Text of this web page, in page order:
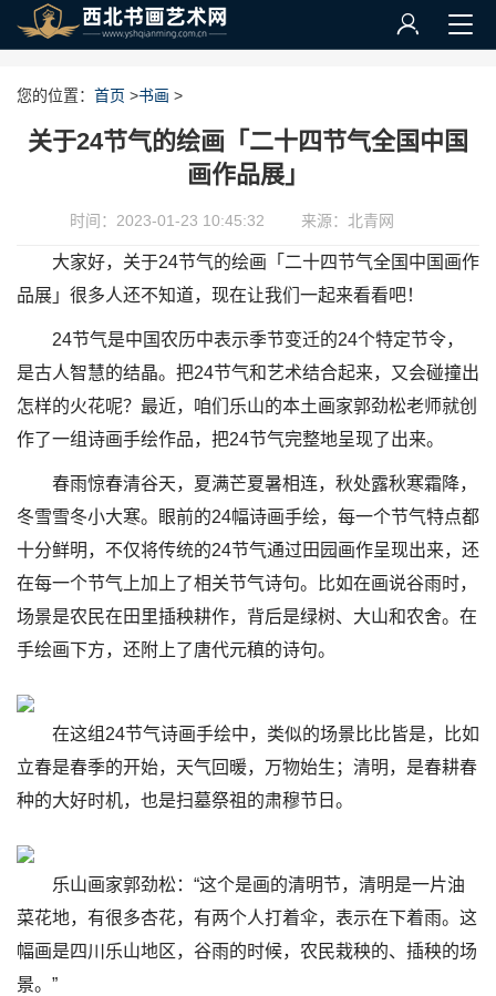
您的位置： 首页 >书画 >
关于24节气的绘画「二十四节气全国中国
画作品展」
时间：2023-01-23 10:45:32 来源：北青网
大家好，关于24节气的绘画「二十四节气全国中国画作
品展」很多人还不知道，现在让我们一起来看看吧！
24节气是中国农历中表示季节变迁的24个特定节令，
是古人智慧的结晶。把24节气和艺术结合起来，又会碰撞出
怎样的火花呢？最近，咱们乐山的本土画家郭劲松老师就创
作了一组诗画手绘作品，把24节气完整地呈现了出来。
春雨惊春清谷天，夏满芒夏暑相连，秋处露秋寒霜降，
冬雪雪冬小大寒。眼前的24幅诗画手绘，每一个节气特点都
十分鲜明，不仅将传统的24节气通过田园画作呈现出来，还
在每一个节气上加上了相关节气诗句。比如在画说谷雨时，
场景是农民在田里插秧耕作，背后是绿树、大山和农舍。在
手绘画下方，还附上了唐代元稹的诗句。
在这组24节气诗画手绘中，类似的场景比比皆是，比如
立春是春季的开始，天气回暖，万物始生；清明，是春耕春
种的大好时机，也是扫墓祭祖的肃穆节日。
乐山画家郭劲松：“这个是画的清明节，清明是一片油
菜花地，有很多杏花，有两个人打着伞，表示在下着雨。这
幅画是四川乐山地区，谷雨的时候，农民栽秧的、插秧的场
景。”